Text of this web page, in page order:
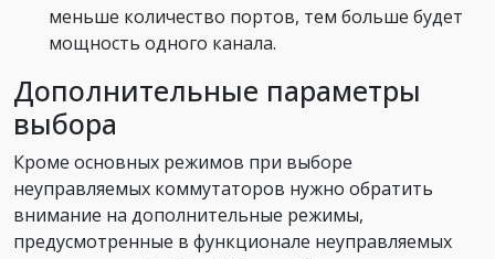
меньше количество портов, тем больше будет
мощность одного канала.
Дополнительные параметры
выбора
Кроме основных режимов при выборе
неуправляемых коммутаторов нужно обратить
внимание на дополнительные режимы,
предусмотренные в функционале неуправляемых